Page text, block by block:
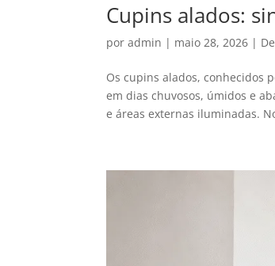
Cupins alados:
poradmin | maio 28, 2026 |
Os cupins alados, conhecidos
em dias chuvosos, úmidos e
e áreas externas iluminadas.